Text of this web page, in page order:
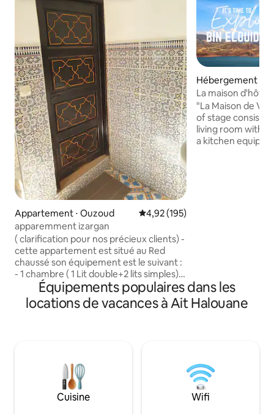
Appartement ⋅ Ouzoud Évaluation moyenne sur la
4,92 (195)
apparemment izargan
( clarification pour nos précieux clients) -
cette appartement est situé au Red
chaussé son équipement est le suivant :
- 1 chambre ( 1 Lit double+2 lits simples) -
télévision - ventilateur mural -
réfrigérateur - cuisine équipée - draps
propres - oriellers de sommeil -
l'appartement - eau filtrée par
adoucisseur - restaurant payant
Hébergement ⋅
La maison
"La Maison de
of stage consists
living room with
a kitchen
Équipements populaires dans les
locations de vacances à Ait Halouane
Cuisine Wifi